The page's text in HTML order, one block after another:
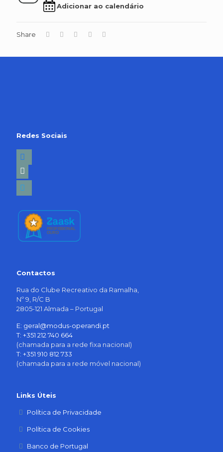
Adicionar ao calendário
Share
Redes Sociais
facebook2
linkedin-
twitter
Contactos
Rua do Clube Recreativo da Ramalha,
Nº 9, R/C B
2805-121 Almada – Portugal
E: geral@modus-operandi.pt
T: +351 212 740 664
(chamada para a rede fixa nacional)
T: +351 910 812 733
(chamada para a rede móvel nacional)
Links Úteis
Política de Privacidade
Política de Cookies
Banco de Portugal